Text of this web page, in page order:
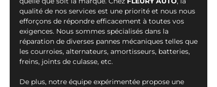
qualité de nos services est une priorité et nous nous
efforçons de répondre efficacement à toutes vos
exigences. Nous sommes spécialisés dans la
réparation de diverses pannes mécaniques telles que
les courroies, alternateurs, amortisseurs, batteries,
freins, joints de culasse, etc.
De plus, notre équipe expérimentée propose une